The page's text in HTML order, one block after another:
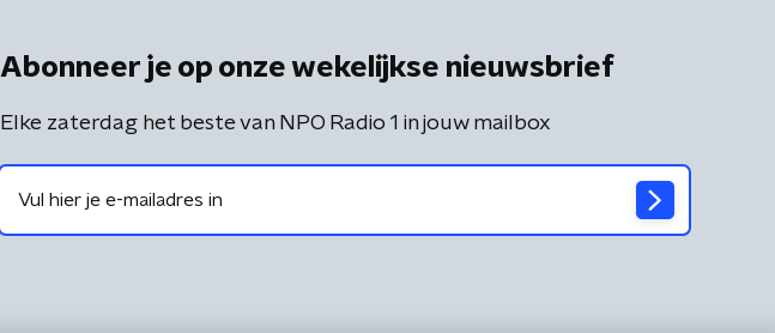
Abonneer je op onze wekelijkse nieuwsbrief
Elke zaterdag het beste van NPO Radio 1 in jouw mailbox